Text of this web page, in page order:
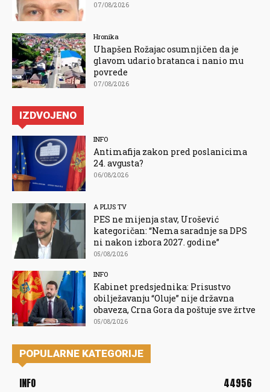
07/08/2026
Hronika
Uhapšen Rožajac osumnjičen da je
glavom udario bratanca i nanio mu
povrede
07/08/2026
IZDVOJENO
INFO
Antimafija zakon pred poslanicima
24. avgusta?
06/08/2026
A PLUS TV
PES ne mijenja stav, Urošević
kategoričan: “Nema saradnje sa DPS
ni nakon izbora 2027. godine”
05/08/2026
INFO
Kabinet predsjednika: Prisustvo
obilježavanju “Oluje” nije državna
obaveza, Crna Gora da poštuje sve žrtve
05/08/2026
POPULARNE KATEGORIJE
INFO
44956